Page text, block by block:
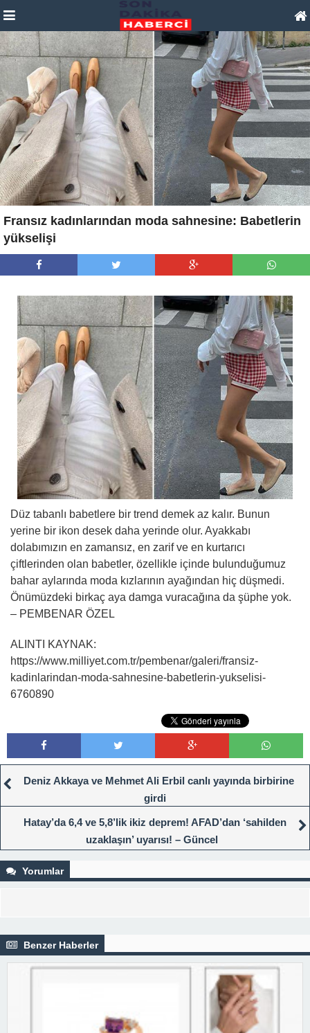
Fransız kadınlarından moda sahnesine: Babetlerin
yükselişi
Düz tabanlı babetlere bir trend demek az kalır. Bunun
yerine bir ikon desek daha yerinde olur. Ayakkabı
dolabımızın en zamansız, en zarif ve en kurtarıcı
çiftlerinden olan babetler, özellikle içinde bulunduğumuz
bahar aylarında moda kızlarının ayağından hiç düşmedi.
Önümüzdeki birkaç aya damga vuracağına da şüphe yok.
– PEMBENAR ÖZEL
ALINTI KAYNAK:
https://www.milliyet.com.tr/pembenar/galeri/fransiz-
kadinlarindan-moda-sahnesine-babetlerin-yukselisi-
6760890
Deniz Akkaya ve Mehmet Ali Erbil canlı yayında birbirine
girdi
Hatay’da 6,4 ve 5,8’lik ikiz deprem! AFAD’dan ‘sahilden
uzaklaşın’ uyarısı! – Güncel
Yorumlar
Benzer Haberler